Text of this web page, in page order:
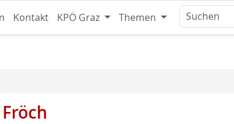
Kontakt KPÖ Graz Themen